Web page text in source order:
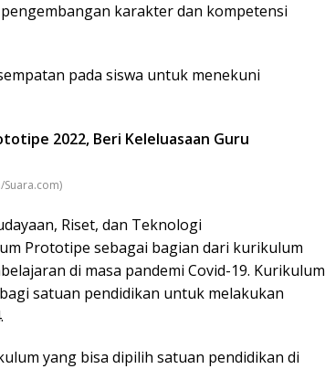
karakter dan kompetensi
pada siswa untuk menekuni
2022, Beri Keleluasaan Guru
Suara.com)
Riset, dan Teknologi
Prototipe sebagai bagian dari kurikulum
di masa pandemi Covid-19. Kurikulum
satuan pendidikan untuk melakukan
yang bisa dipilih satuan pendidikan di